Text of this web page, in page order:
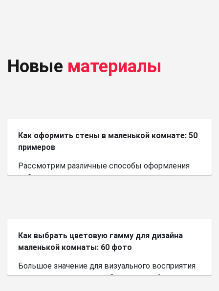
Новые материалы
Как оформить стены в маленькой комнате: 50
примеров
Рассмотрим различные способы оформления
небольшого пространства.
Как выбрать цветовую гамму для дизайна
маленькой комнаты: 60 фото
Большое значение для визуального восприятия
пространства имеет выбор цветовой палитры.